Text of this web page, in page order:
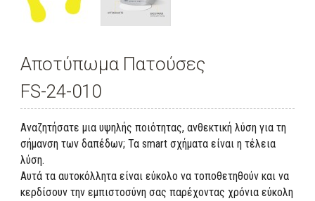
Αποτύπωμα Πατούσες
FS-24-010
Αναζητήσατε μια υψηλής ποιότητας, ανθεκτική λύση για τη
σήμανση των δαπέδων; Τα smart σχήματα είναι η τέλεια
λύση.
Αυτά τα αυτοκόλλητα είναι εύκολο να τοποθετηθούν και να
κερδίσουν την εμπιστοσύνη σας παρέχοντας χρόνια εύκολη